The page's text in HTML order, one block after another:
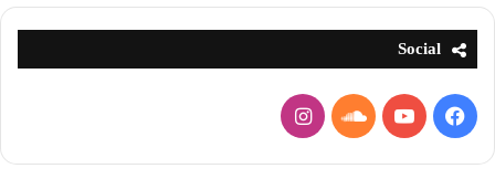
Social
فيسبوكيوتيوبساوند
كلاود
انستقرام